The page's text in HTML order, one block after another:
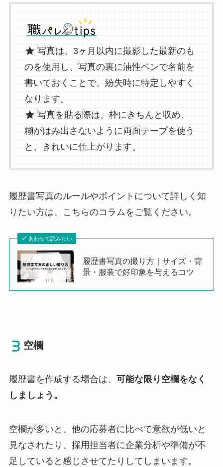
写真は、3ヶ月以内に撮影した最新のも
のを使用し、写真の裏に油性ペンで名前を
書いておくことで、紛失時に特定しやすく
なります。
写真を貼る際は、枠にきちんと収め、
糊がはみ出さないように両面テープを使う
と、きれいに仕上がります。
履歴書写真のルールやポイントについて詳しく知
りたい方は、こちらのコラムをご覧ください。
あわせて読みたい
履歴書写真の撮り方｜サイズ・背
景・服装で好印象を与えるコツ
空欄
履歴書を作成する場合は、 可能な限り空欄をなく
しましょう。
空欄が多いと、他の応募者に比べて意欲が低いと
見なされたり、採用担当者に企業分析や準備が不
足していると感じさせてたりしてしまいます。